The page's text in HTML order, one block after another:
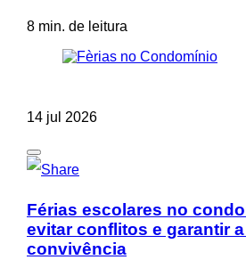
8 min. de leitura
14 jul 2026
Férias escolares no
evitar conflitos e garantir
convivência